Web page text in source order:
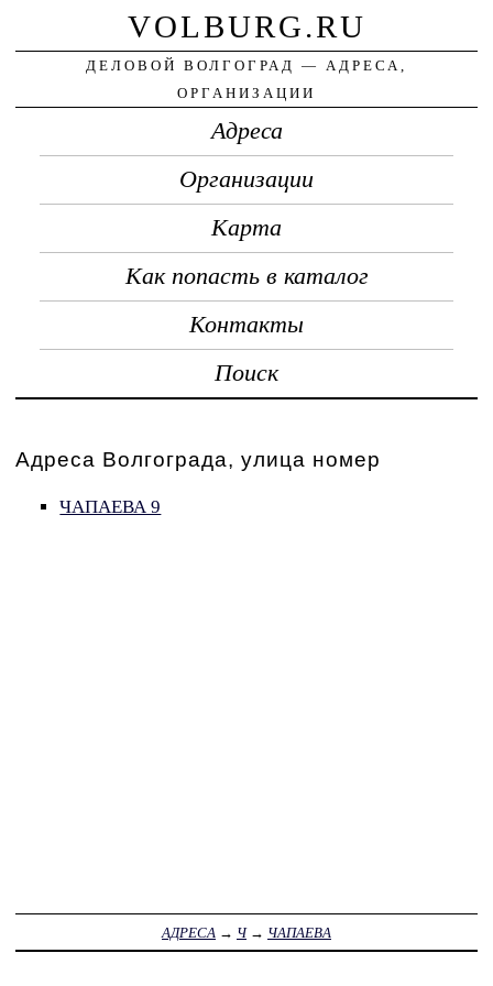
VOLBURG.RU
ДЕЛОВОЙ ВОЛГОГРАД — АДРЕСА,
ОРГАНИЗАЦИИ
Адреса
Организации
Карта
Как попасть в каталог
Контакты
Поиск
Адреса Волгограда, улица номер
ЧАПАЕВА 9
АДРЕСА → Ч→ ЧАПАЕВА